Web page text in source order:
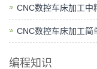
CNC数控车床加工中
CNC数控车床加工简
编程知识